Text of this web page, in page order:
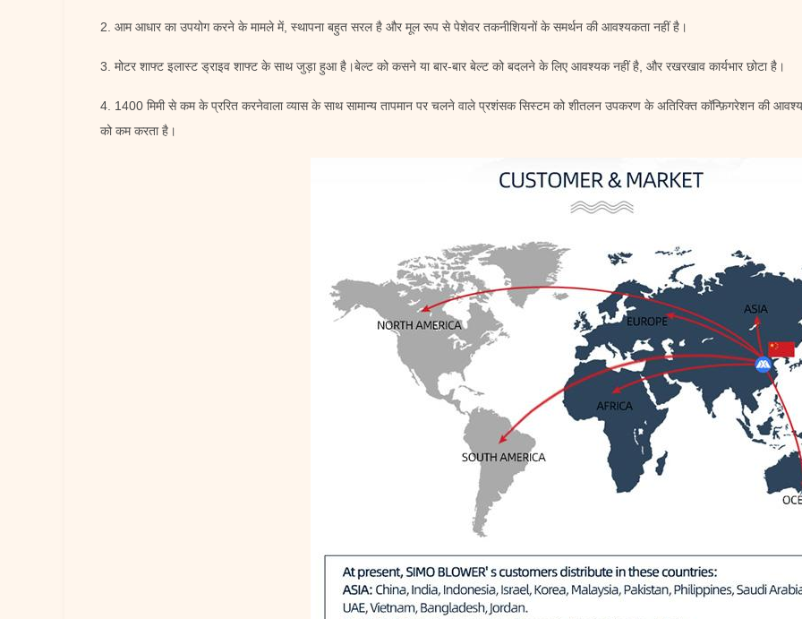
2. आम आधार का उपयोग करने के मामले में, स्थापना बहुत सरल है और मूल रूप से पेशेवर तकनीशियनों के समर्थन की आवश्यकता नहीं है।
3. मोटर शाफ्ट इलास्ट ड्राइव शाफ्ट के साथ जुड़ा हुआ है।बेल्ट को कसने या बार-बार बेल्ट को बदलने के लिए आवश्यक नहीं है, और रखरखाव कार्यभार छोटा है।
4. 1400 मिमी से कम के प्ररित करनेवाला व्यास के साथ सामान्य तापमान पर चलने वाले प्रशंसक सिस्टम को शीतलन उपकरण के अतिरिक्त कॉन्फ़िगरेशन की
को कम करता है।